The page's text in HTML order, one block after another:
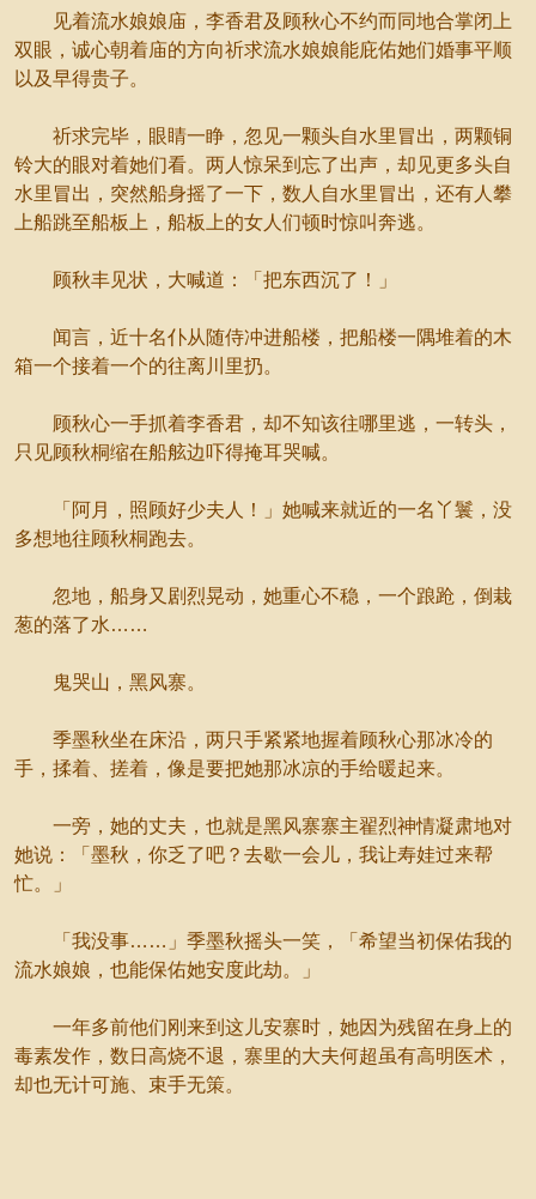
见着流水娘娘庙，李香君及顾秋心不约而同地合掌闭上
双眼，诚心朝着庙的方向祈求流水娘娘能庇佑她们婚事平顺
以及早得贵子。
祈求完毕，眼睛一睁，忽见一颗头自水里冒出，两颗铜
铃大的眼对着她们看。两人惊呆到忘了出声，却见更多头自
水里冒出，突然船身摇了一下，数人自水里冒出，还有人攀
上船跳至船板上，船板上的女人们顿时惊叫奔逃。
顾秋丰见状，大喊道：「把东西沉了！」
闻言，近十名仆从随侍冲进船楼，把船楼一隅堆着的木
箱一个接着一个的往离川里扔。
顾秋心一手抓着李香君，却不知该往哪里逃，一转头，
只见顾秋桐缩在船舷边吓得掩耳哭喊。
「阿月，照顾好少夫人！」她喊来就近的一名丫鬟，没
多想地往顾秋桐跑去。
忽地，船身又剧烈晃动，她重心不稳，一个踉跄，倒栽
葱的落了水……
鬼哭山，黑风寨。
季墨秋坐在床沿，两只手紧紧地握着顾秋心那冰冷的
手，揉着、搓着，像是要把她那冰凉的手给暖起来。
一旁，她的丈夫，也就是黑风寨寨主翟烈神情凝肃地对
她说：「墨秋，你乏了吧？去歇一会儿，我让寿娃过来帮
忙。」
「我没事……」季墨秋摇头一笑，「希望当初保佑我的
流水娘娘，也能保佑她安度此劫。」
一年多前他们刚来到这儿安寨时，她因为残留在身上的
毒素发作，数日高烧不退，寨里的大夫何超虽有高明医术，
却也无计可施、束手无策。